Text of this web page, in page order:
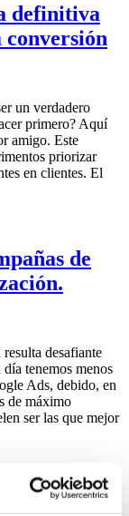
definitiva
un verdadero
primero? Aquí
amigo. Este
priorizar
en clientes. El
de
desafiante
tenemos menos
Ads, debido, en
de máximo
ser las que mejor
la solución